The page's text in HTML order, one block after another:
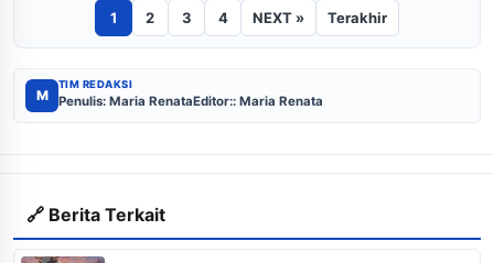
1 2 3 4 NEXT » Terakhir
M
TIM REDAKSI
Penulis: Maria RenataEditor:: Maria Renata
🔗 Berita Terkait